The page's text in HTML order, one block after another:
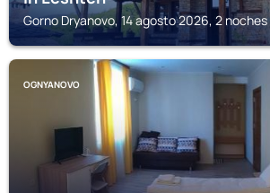
Gorno Dryanovo, 14 agosto 2026, 2 noches
OGNYANOVO